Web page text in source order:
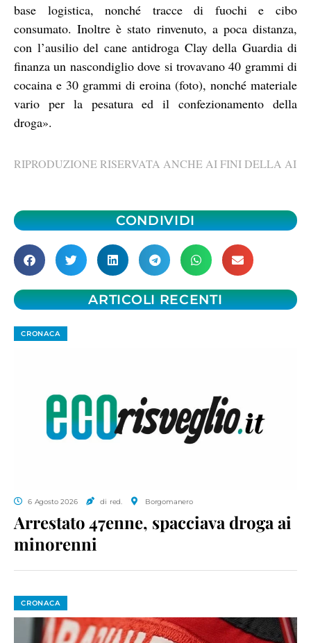
base logistica, nonché tracce di fuochi e cibo
consumato. Inoltre è stato rinvenuto, a poca distanza,
con l’ausilio del cane antidroga Clay della Guardia di
finanza un nascondiglio dove si trovavano 40 grammi di
cocaina e 30 grammi di eroina (foto), nonché materiale
vario per la pesatura ed il confezionamento della
droga».
RIPRODUZIONE RISERVATA ANCHE AI FINI DELLA AI
CONDIVIDI
ARTICOLI RECENTI
CRONACA
6 Agosto 2026 di red. Borgomanero
Arrestato 47enne, spacciava droga ai
minorenni
CRONACA